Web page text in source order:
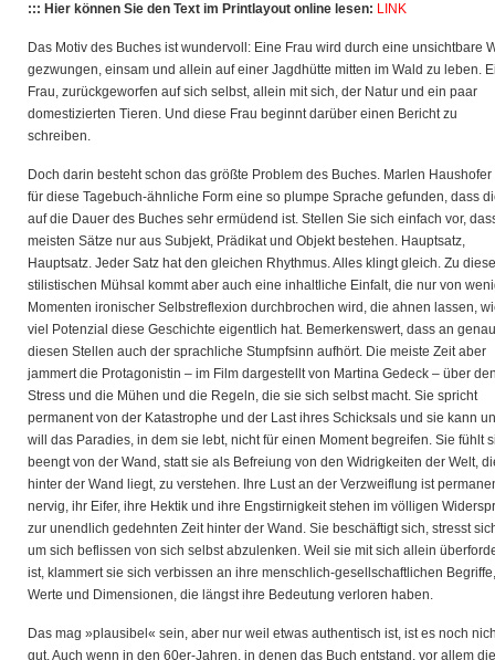
::: Hier können Sie den Text im Printlayout online lesen: LINK
Das Motiv des Buches ist wundervoll: Eine Frau wird durch eine unsichtbare
gezwungen, einsam und allein auf einer Jagdhütte mitten im Wald zu leben.
Frau, zurückgeworfen auf sich selbst, allein mit sich, der Natur und ein paar
domestizierten Tieren. Und diese Frau beginnt darüber einen Bericht zu
schreiben.
Doch darin besteht schon das größte Problem des Buches. Marlen Haushofer
für diese Tagebuch-ähnliche Form eine so plumpe Sprache gefunden, dass
auf die Dauer des Buches sehr ermüdend ist. Stellen Sie sich einfach vor,
meisten Sätze nur aus Subjekt, Prädikat und Objekt bestehen. Hauptsatz,
Hauptsatz. Jeder Satz hat den gleichen Rhythmus. Alles klingt gleich. Zu
stilistischen Mühsal kommt aber auch eine inhaltliche Einfalt, die nur von
Momenten ironischer Selbstreflexion durchbrochen wird, die ahnen lassen,
viel Potenzial diese Geschichte eigentlich hat. Bemerkenswert, dass an genau
diesen Stellen auch der sprachliche Stumpfsinn aufhört. Die meiste Zeit aber
jammert die Protagonistin – im Film dargestellt von Martina Gedeck – über
Stress und die Mühen und die Regeln, die sie sich selbst macht. Sie spricht
permanent von der Katastrophe und der Last ihres Schicksals und sie kann
will das Paradies, in dem sie lebt, nicht für einen Moment begreifen. Sie fühlt
beengt von der Wand, statt sie als Befreiung von den Widrigkeiten der Welt,
hinter der Wand liegt, zu verstehen. Ihre Lust an der Verzweiflung ist
nervig, ihr Eifer, ihre Hektik und ihre Engstirnigkeit stehen im völligen
zur unendlich gedehnten Zeit hinter der Wand. Sie beschäftigt sich, stresst
um sich beflissen von sich selbst abzulenken. Weil sie mit sich allein
ist, klammert sie sich verbissen an ihre menschlich-gesellschaftlichen Begriffe,
Werte und Dimensionen, die längst ihre Bedeutung verloren haben.
Das mag »plausibel« sein, aber nur weil etwas authentisch ist, ist es noch
gut. Auch wenn in den 60er-Jahren, in denen das Buch entstand, vor allem die